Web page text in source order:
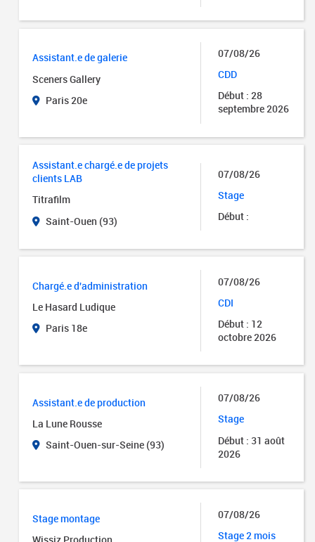
Assistant.e de galerie
Sceners Gallery
Paris 20e
07/08/26
CDD
Début : 28
septembre 2026
Assistant.e chargé.e de projets
clients LAB
Titrafilm
Saint-Ouen (93)
07/08/26
Stage
Début :
Chargé.e d'administration
Le Hasard Ludique
Paris 18e
07/08/26
CDI
Début : 12
octobre 2026
Assistant.e de production
La Lune Rousse
Saint-Ouen-sur-Seine (93)
07/08/26
Stage
Début : 31 août
2026
Stage montage
07/08/26
Stage 2 mois